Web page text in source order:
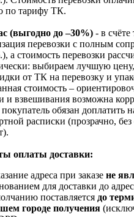
по тарифу ТК.
(выгодно до –30%) - в счёте
перевозки с полным
а стоимость перевозки
выбираем лучшую
от ТК на перевозку и
стоимость –
и взвешивания возможна
обязан доплатить
расписки (прозрачно,
оплаты доставки:
адреса при заказе не
для доставки до
поставляется до
городе получения